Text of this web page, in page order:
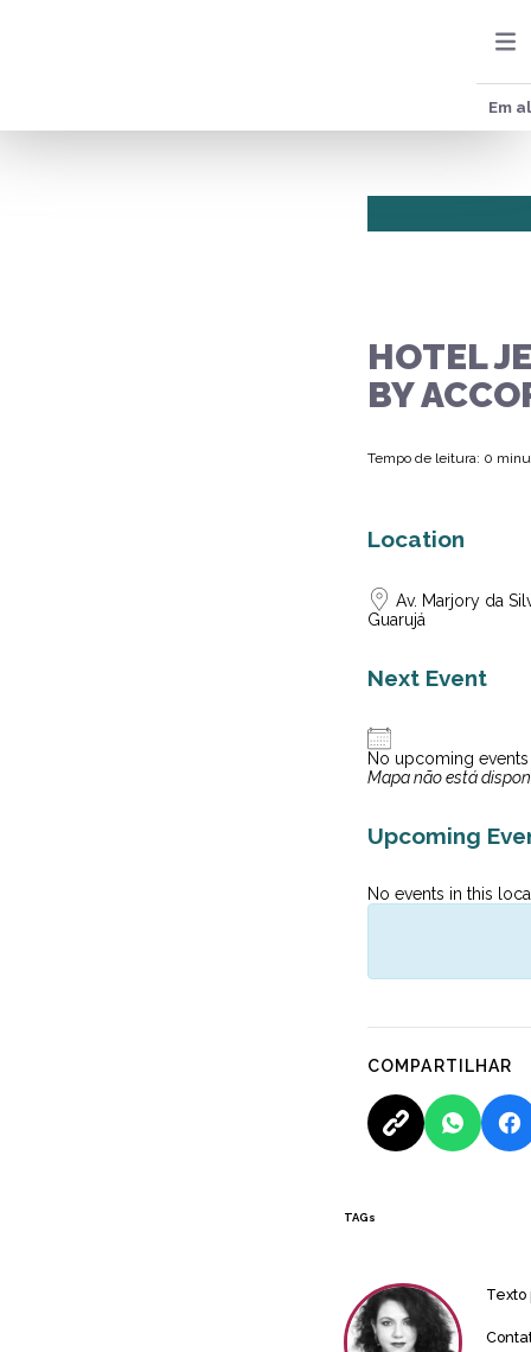
Em
HOTEL
BY
Tempo de leitura: 0
Location
Av. Marjory da
Guarujá
Next Event
No upcoming events
Mapa não está
Upcoming
No events in this
COMPARTILHAR
TAGs
Texto